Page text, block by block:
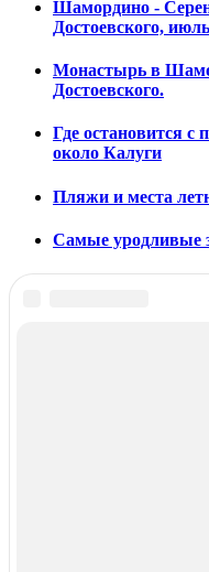
Шамордино -
Достоевского,
Монастырь в
Достоевского.
Где остановится с
около Калуги
Пляжи и места
Самые уродливые